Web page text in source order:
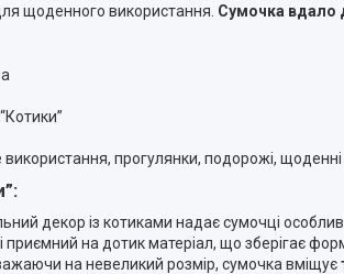
щоденного використання. Сумочка вдало
прогулянки, подорожі,
декор із котиками надає сумочці
і приємний на дотик матеріал, що зберігає
на невеликий розмір, сумочка вміщує